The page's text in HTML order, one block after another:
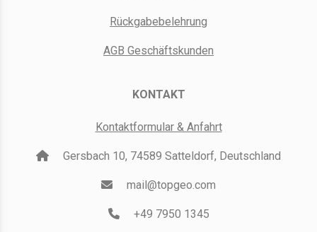
Rückgabebelehrung
AGB Geschäftskunden
KONTAKT
Kontaktformular & Anfahrt
Gersbach 10, 74589 Satteldorf, Deutschland
mail@topgeo.com
+49 7950 1345